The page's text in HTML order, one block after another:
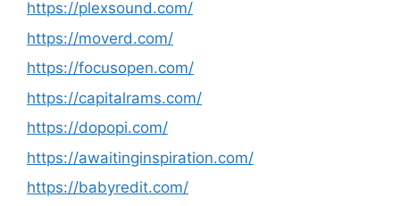
https://plexsound.com/
https://moverd.com/
https://focusopen.com/
https://capitalrams.com/
https://dopopi.com/
https://awaitinginspiration.com/
https://babyredit.com/